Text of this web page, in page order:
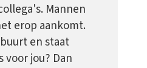
Mannen
erop aankomt.
en staat
jou? Dan